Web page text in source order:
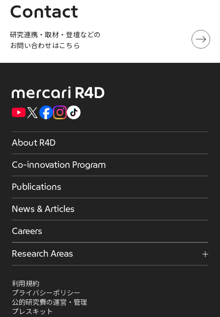
Contact
研究連携・取材・登壇などの
お問い合わせはこちら
About R4D
Co-innovation Program
Publications
News & Articles
Careers
Research Areas
利用規約
プライバシーポリシー
公的研究費の運営・管理
プレスキット